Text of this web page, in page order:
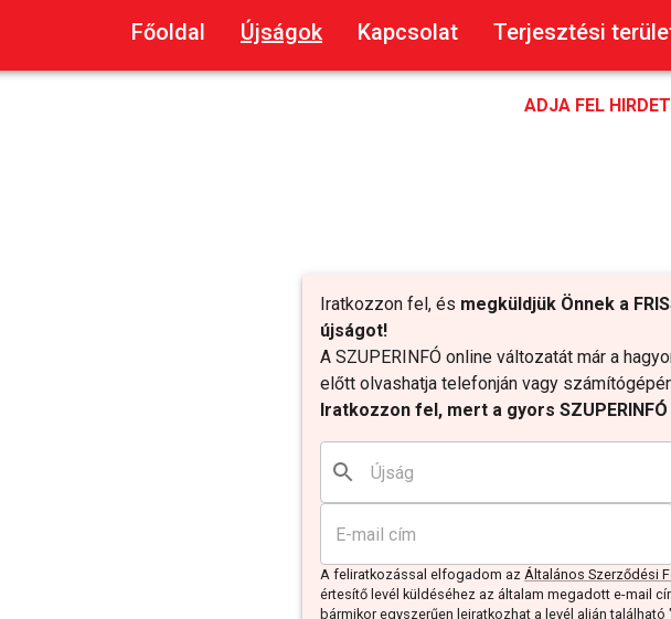
Főoldal Újságok Kapcsolat Terjesztési
ADJA FEL
Iratkozzon fel, és megküldjük Önnek a
újságot!
A SZUPERINFÓ online változatát már a
előtt olvashatja telefonján vagy
Iratkozzon fel, mert a gyors
A feliratkozással elfogadom az Általános Szerződési
értesítő levél küldéséhez az általam megadott e-mail
bármikor egyszerűen leiratkozhat a levél alján